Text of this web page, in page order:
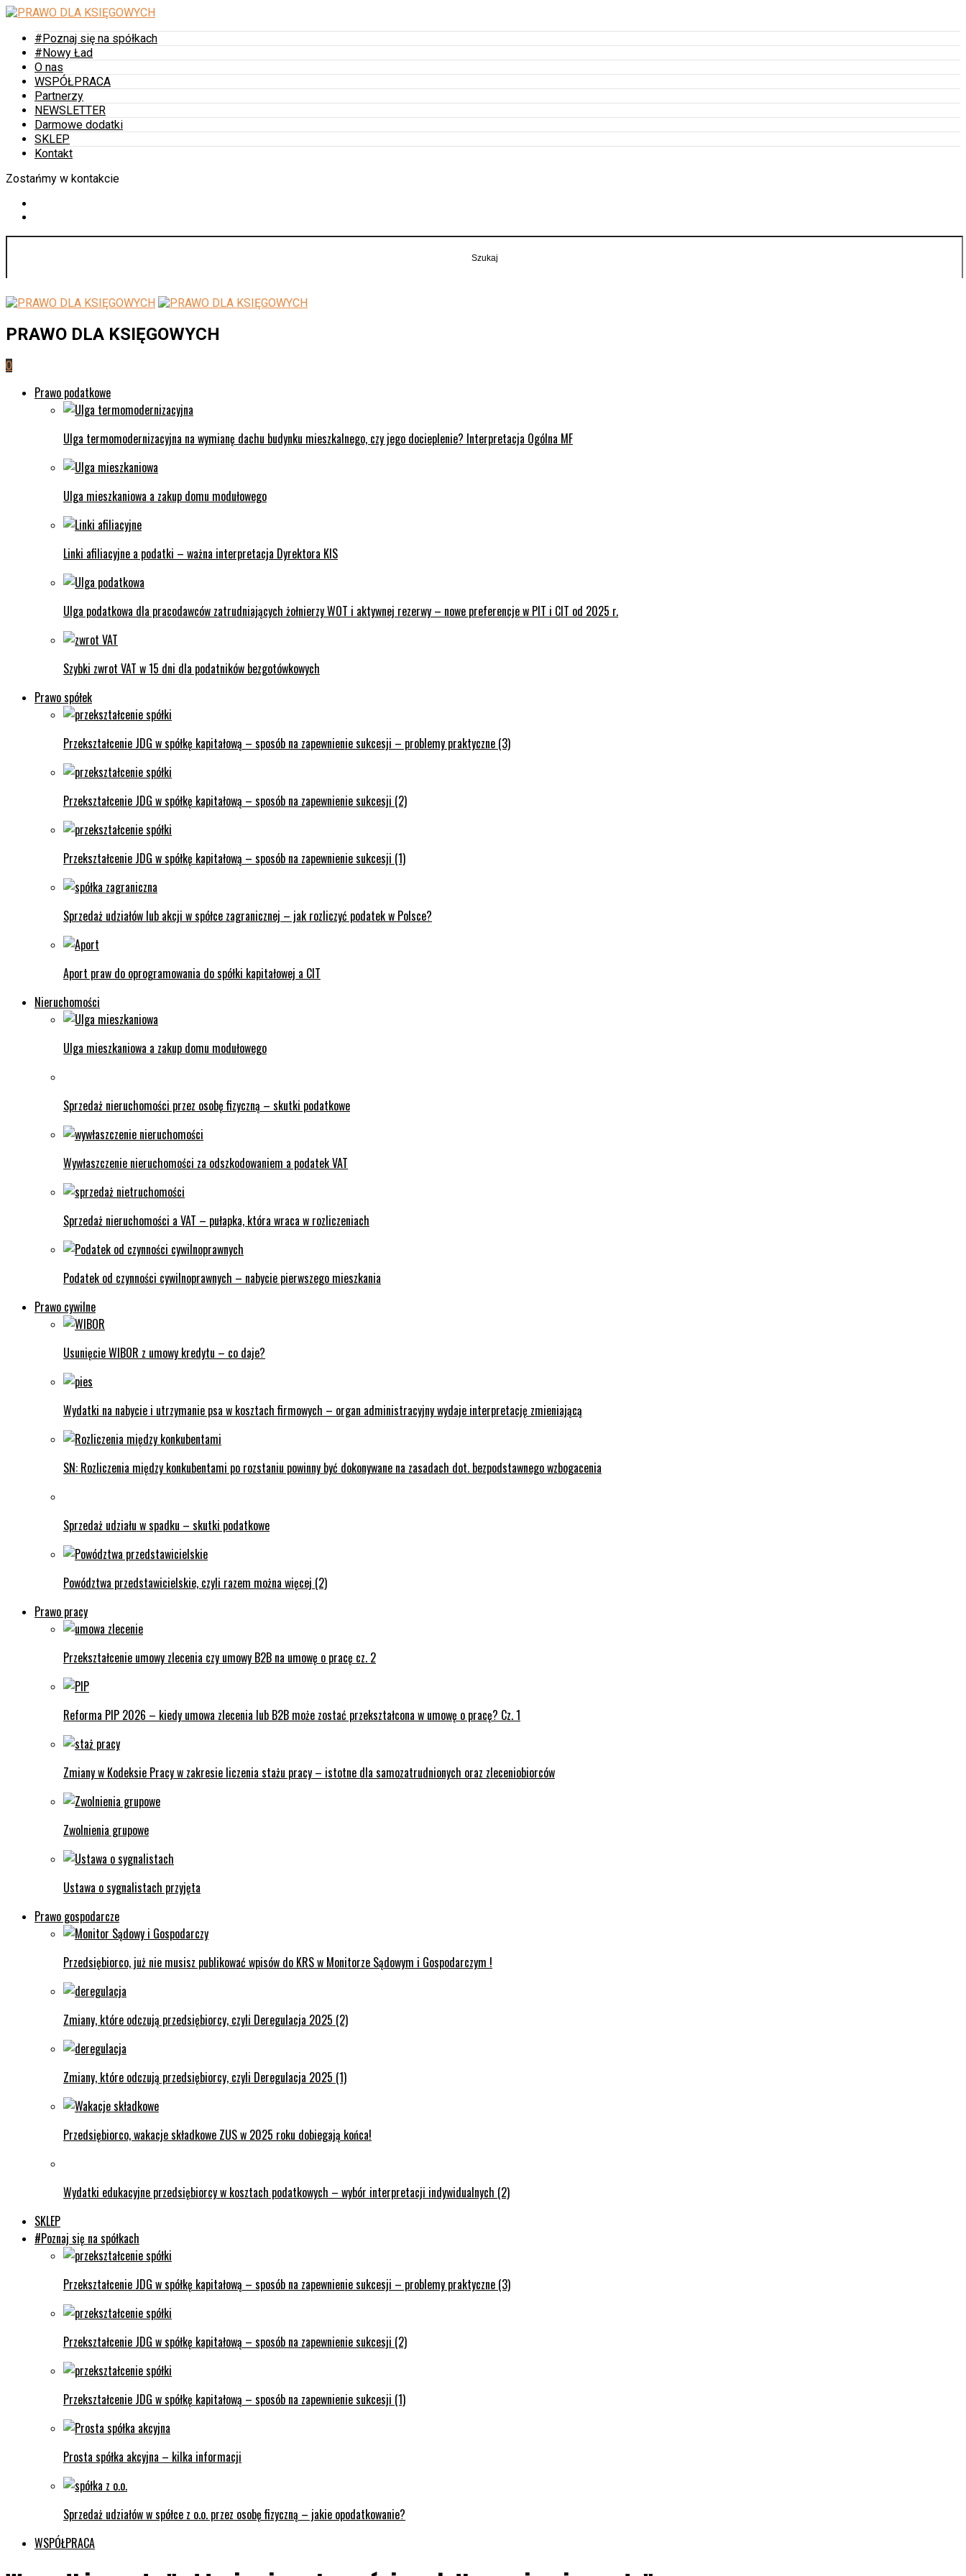
#Poznaj się na spółkach
#Nowy Ład
O nas
WSPÓŁPRACA
Partnerzy
NEWSLETTER
Darmowe dodatki
SKLEP
Kontakt
Zostańmy w kontakcie
PRAWO DLA KSIĘGOWYCH
0
Prawo podatkowe
Ulga termomodernizacyjna na wymianę dachu budynku mieszkalnego, czy jego docieplenie? Interpretacja Ogólna MF
Ulga mieszkaniowa a zakup domu modułowego
Linki afiliacyjne a podatki – ważna interpretacja Dyrektora KIS
Ulga podatkowa dla pracodawców zatrudniających żołnierzy WOT i aktywnej rezerwy – nowe preferencje w PIT i CIT od 2025 r.
Szybki zwrot VAT w 15 dni dla podatników bezgotówkowych
Prawo spółek
Przekształcenie JDG w spółkę kapitałową – sposób na zapewnienie sukcesji – problemy praktyczne (3)
Przekształcenie JDG w spółkę kapitałową – sposób na zapewnienie sukcesji (2)
Przekształcenie JDG w spółkę kapitałową – sposób na zapewnienie sukcesji (1)
Sprzedaż udziałów lub akcji w spółce zagranicznej – jak rozliczyć podatek w Polsce?
Aport praw do oprogramowania do spółki kapitałowej a CIT
Nieruchomości
Ulga mieszkaniowa a zakup domu modułowego
Sprzedaż nieruchomości przez osobę fizyczną – skutki podatkowe
Wywłaszczenie nieruchomości za odszkodowaniem a podatek VAT
Sprzedaż nieruchomości a VAT – pułapka, która wraca w rozliczeniach
Podatek od czynności cywilnoprawnych – nabycie pierwszego mieszkania
Prawo cywilne
Usunięcie WIBOR z umowy kredytu – co daje?
Wydatki na nabycie i utrzymanie psa w kosztach firmowych – organ administracyjny wydaje interpretację zmieniającą
SN: Rozliczenia między konkubentami po rozstaniu powinny być dokonywane na zasadach dot. bezpodstawnego wzbogacenia
Sprzedaż udziału w spadku – skutki podatkowe
Powództwa przedstawicielskie, czyli razem można więcej (2)
Prawo pracy
Przekształcenie umowy zlecenia czy umowy B2B na umowę o pracę cz. 2
Reforma PIP 2026 – kiedy umowa zlecenia lub B2B może zostać przekształcona w umowę o pracę? Cz. 1
Zmiany w Kodeksie Pracy w zakresie liczenia stażu pracy – istotne dla samozatrudnionych oraz zleceniobiorców
Zwolnienia grupowe
Ustawa o sygnalistach przyjęta
Prawo gospodarcze
Przedsiębiorco, już nie musisz publikować wpisów do KRS w Monitorze Sądowym i Gospodarczym !
Zmiany, które odczują przedsiębiorcy, czyli Deregulacja 2025 (2)
Zmiany, które odczują przedsiębiorcy, czyli Deregulacja 2025 (1)
Przedsiębiorco, wakacje składkowe ZUS w 2025 roku dobiegają końca!
Wydatki edukacyjne przedsiębiorcy w kosztach podatkowych – wybór interpretacji indywidualnych (2)
SKLEP
#Poznaj się na spółkach
Przekształcenie JDG w spółkę kapitałową – sposób na zapewnienie sukcesji – problemy praktyczne (3)
Przekształcenie JDG w spółkę kapitałową – sposób na zapewnienie sukcesji (2)
Przekształcenie JDG w spółkę kapitałową – sposób na zapewnienie sukcesji (1)
Prosta spółka akcyjna – kilka informacji
Sprzedaż udziałów w spółce z o.o. przez osobę fizyczną – jakie opodatkowanie?
WSPÓŁPRACA